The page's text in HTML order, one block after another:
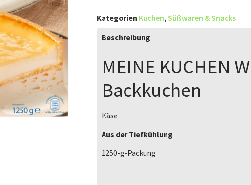
Kategorien Kuchen, Süßwaren & Snacks
Beschreibung
MEINE KUCHEN
Backkuchen
Käse
Aus der Tiefkühlung
1250-g-Packung